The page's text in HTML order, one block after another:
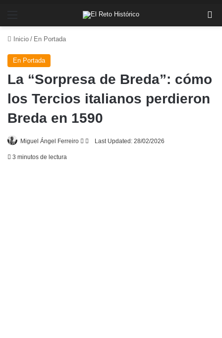
Inicio / En Portada
En Portada
La “Sorpresa de Breda”: cómo
los Tercios italianos perdieron
Breda en 1590
Miguel Ángel Ferreiro
Follow
Send
Last Updated: 28/02/2026
3 minutos de lectura